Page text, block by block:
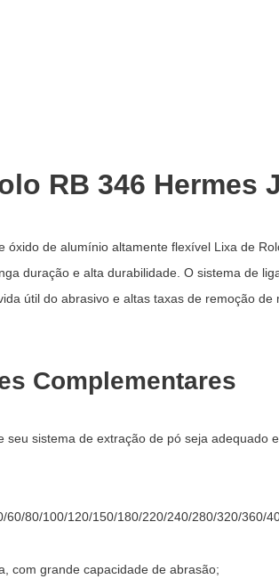
RB 346 Hermes
óxido de alumínio altamente flexível Lixa de
duração e alta durabilidade. O sistema de
útil do abrasivo e altas taxas de remoção
Complementares
seu sistema de extração de pó seja
60/80/100/120/150/180/220/240/280/320/360/
com grande capacidade de abrasão;